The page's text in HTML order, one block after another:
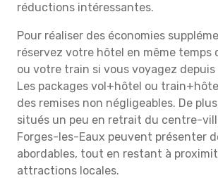
réductions intéressantes.
Pour réaliser des économies
réservez votre hôtel en même temps
ou votre train si vous voyagez
Les packages vol+hôtel ou
des remises non négligeables. De
situés un peu en retrait du centre-
Forges-les-Eaux peuvent présenter
abordables, tout en restant à
attractions locales.